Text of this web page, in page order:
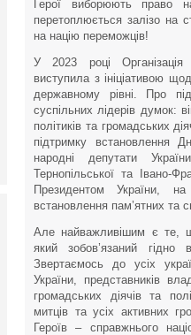
Герої виборюють право
перетоплюється залізо на
на націю переможців!
У 2023 році Організація
виступила з ініціативою
державному рівні. Про
суспільних лідерів думок:
політиків та громадських
підтримку встановлення
народні депутати
Тернопільської та Івано-
Президентом України,
встановлення пам’ятних та
Але найважливішим є те,
який зобов’язаний гідно
Звертаємось до усіх
України, представників
громадських діячів та
митців та усіх активних
Героїв – справжнього